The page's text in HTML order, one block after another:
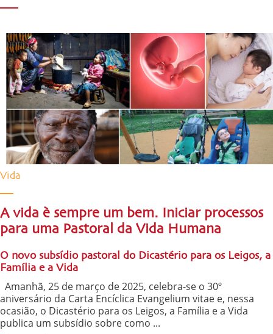
Vida
A vida è sempre um bem. Iniciar processos
para uma Pastoral da Vida Humana
O novo subsídio pastoral do Dicastério para os Leigos, a
Família e a Vida
Amanhã, 25 de março de 2025, celebra-se o 30º
aniversário da Carta Encíclica Evangelium vitae e, nessa
ocasião, o Dicastério para os Leigos, a Família e a Vida
publica um subsídio sobre como ...